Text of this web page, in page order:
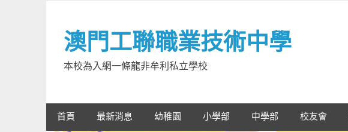
content澳門工聯職業技術中學
本校為入網一條龍非牟利私立學校
首頁 最新消息 幼稚園 小學部 中學部 校友會